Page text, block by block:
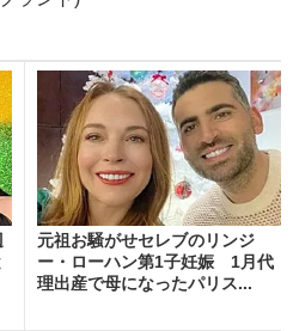
元祖お騒がせセレブのリンジ
ー・ローハン第1子妊娠 1月代
理出産で母になったパリス...